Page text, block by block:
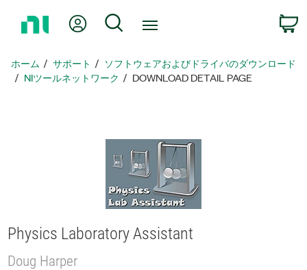
ペ
ー
Myアカウント
検索
ホーム サポート
ソフトウェアおよびドライバのダウンロード
NIツールネットワーク
DOWNLOAD DETAIL PAGE
Physics Laboratory Assistant
Doug Harper